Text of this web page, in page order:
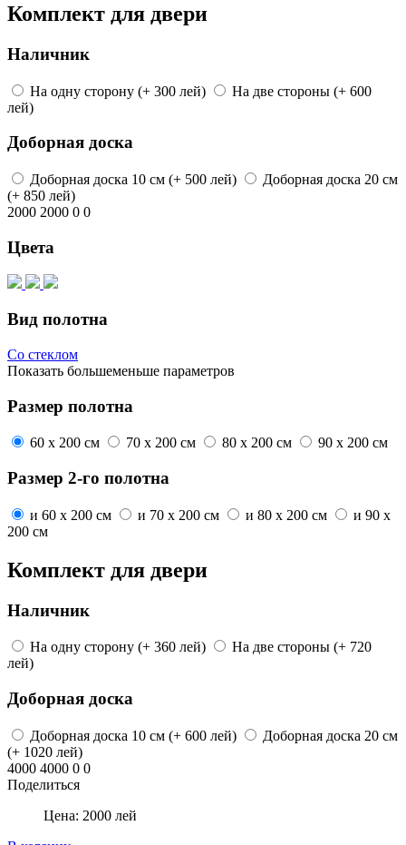
Комплект для двери
Наличник
На одну сторону (+ 300 лей) На две стороны (+ 600
лей)
Доборная доска
Доборная доска 10 см (+ 500 лей) Доборная доска 20 см
(+ 850 лей)
2000 2000 0 0
Цвета
Вид полотна
Со стеклом
Показать большеменьше параметров
Размер полотна
60 x 200 см 70 x 200 см 80 x 200 см 90 x 200 см
Размер 2-го полотна
и 60 x 200 см и 70 x 200 см и 80 x 200 см и 90 x
200 см
Комплект для двери
Наличник
На одну сторону (+ 360 лей) На две стороны (+ 720
лей)
Доборная доска
Доборная доска 10 см (+ 600 лей) Доборная доска 20 см
(+ 1020 лей)
4000 4000 0 0
Поделиться
Цена: 2000 лей